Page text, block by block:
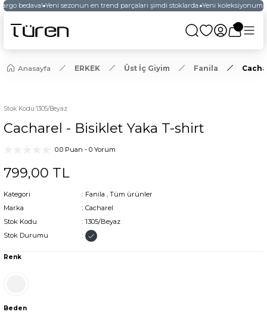
bedava! Yeni sezonun en trend parçaları şimdi stoklarda. Yeni
Anasayfa ERKEK Üst İç Giyim Fanila
Stok Kodu:1305/Beyaz
Cacharel - Bisiklet Yaka T-shirt
0.0 Puan - 0 Yorum
799,00 TL
Kategori Fanila , Tüm ürünler
Marka
Cacharel
Stok Kodu
1305/Beyaz
Stok Durumu
Renk
Beden